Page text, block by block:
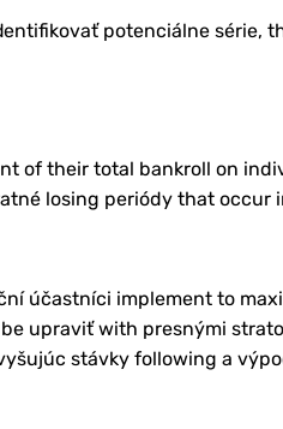
potenciálne série,
of their total bankroll on
losing periódy that occur
účastníci implement to
upraviť with presnými
stávky following a